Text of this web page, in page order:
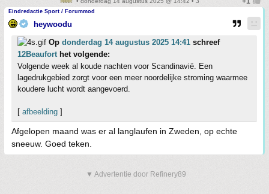
Eindredactie Sport / Forummod
heywoodu
Op donderdag 14 augustus 2025 14:41 schreef
12Beauforthet volgende:
Volgende week al koude nachten voor Scandinavië. Een
lagedrukgebied zorgt voor een meer noordelijke stroming waarmee
koudere lucht wordt aangevoerd.
[ afbeelding ]
Afgelopen maand was er al langlaufen in Zweden, op echte
sneeuw. Goed teken.
▼ Advertentie door Refinery89